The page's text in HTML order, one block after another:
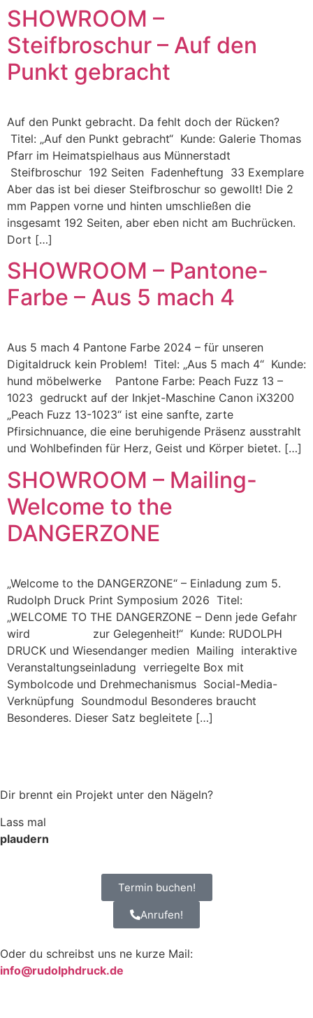
SHOWROOM –
Steifbroschur – Auf den
Punkt gebracht
Auf den Punkt gebracht. Da fehlt doch der Rücken?
Titel: „Auf den Punkt gebracht“ Kunde: Galerie Thomas
Pfarr im Heimatspielhaus aus Münnerstadt
Steifbroschur 192 Seiten Fadenheftung 33 Exemplare
Aber das ist bei dieser Steifbroschur so gewollt! Die 2
mm Pappen vorne und hinten umschließen die
insgesamt 192 Seiten, aber eben nicht am Buchrücken.
Dort […]
SHOWROOM – Pantone-
Farbe – Aus 5 mach 4
Aus 5 mach 4 Pantone Farbe 2024 – für unseren
Digitaldruck kein Problem! Titel: „Aus 5 mach 4“ Kunde:
hund möbelwerke Pantone Farbe: Peach Fuzz 13 –
1023 gedruckt auf der Inkjet-Maschine Canon iX3200
„Peach Fuzz 13-1023“ ist eine sanfte, zarte
Pfirsichnuance, die eine beruhigende Präsenz ausstrahlt
und Wohlbefinden für Herz, Geist und Körper bietet. […]
SHOWROOM – Mailing-
Welcome to the
DANGERZONE
„Welcome to the DANGERZONE“ – Einladung zum 5.
Rudolph Druck Print Symposium 2026 Titel:
„WELCOME TO THE DANGERZONE – Denn jede Gefahr
wird zur Gelegenheit!“ Kunde: RUDOLPH
DRUCK und Wiesendanger medien Mailing interaktive
Veranstaltungseinladung verriegelte Box mit
Symbolcode und Drehmechanismus Social-Media-
Verknüpfung Soundmodul Besonderes braucht
Besonderes. Dieser Satz begleitete […]
Dir brennt ein Projekt unter den Nägeln?
Lass mal
plaudern
Termin buchen!
Anrufen!
Oder du schreibst uns ne kurze Mail:
info@rudolphdruck.de